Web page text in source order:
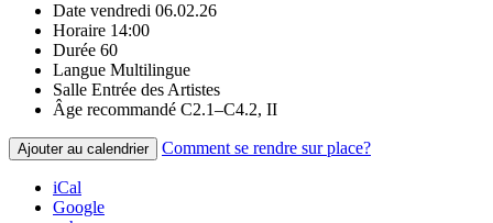
Date vendredi 06.02.26
Horaire 14:00
Durée 60
Langue Multilingue
Salle Entrée des Artistes
Âge recommandé C2.1–C4.2, II
Ajouter au calendrier Comment se rendre sur place?
iCal
Google